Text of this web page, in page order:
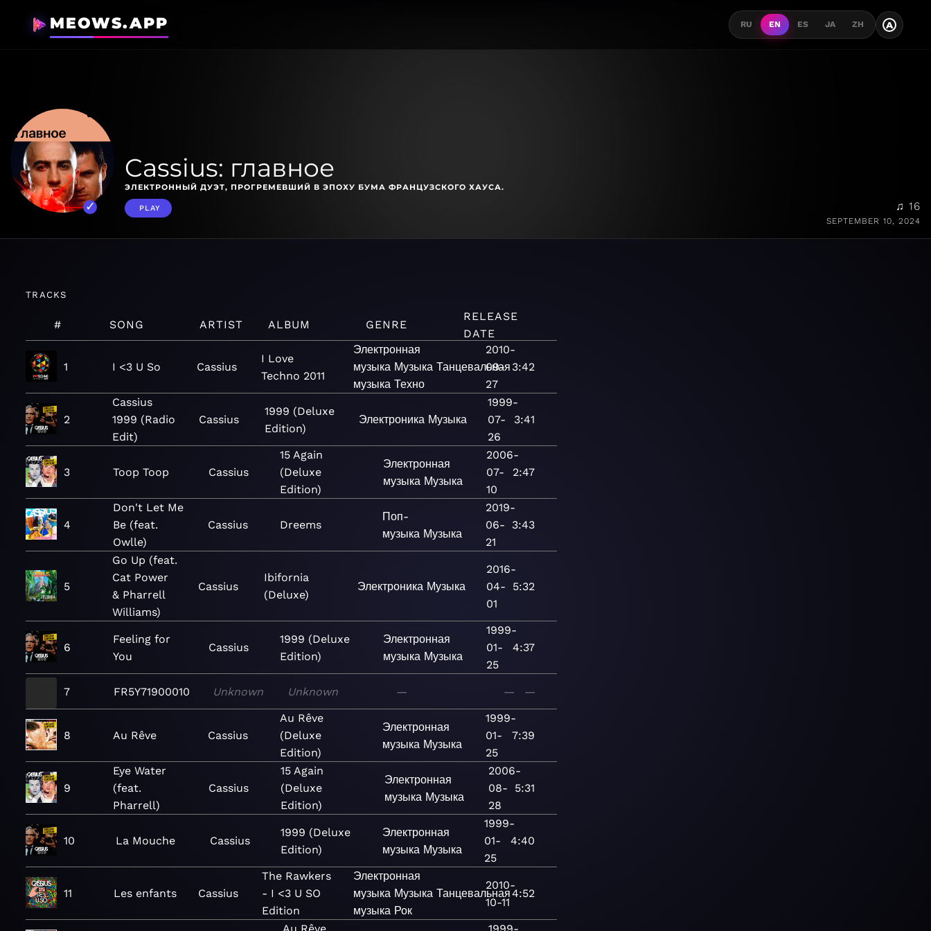
MEOWS.APP RU EN ES JA ZH A
Cassius: главное
ЭЛЕКТРОННЫЙ ДУЭТ, ПРОГРЕМЕВШИЙ В ЭПОХУ БУМА ФРАНЦУЗСКОГО ХАУСА.
PLAY ♫ 16
SEPTEMBER 10, 2024
TRACKS
# SONG ARTIST ALBUM GENRE
RELEASE
DATE
1 I <3 U So Cassius
I Love
Techno 2011
Электронная
музыка Музыка Танцевальная
музыка Техно
2010-
09-
27
3:42
2
Cassius
1999 (Radio
Edit)
Cassius
1999 (Deluxe
Edition)
Электроника Музыка
1999-
07-
26
3:41
3 Toop Toop Cassius
15 Again
(Deluxe
Edition)
Электронная
музыка Музыка
2006-
07-
10
2:47
4
Don't Let Me
Be (feat.
Owlle)
Cassius Dreems
Поп-
музыка Музыка
2019-
06-
21
3:43
5
Go Up (feat.
Cat Power
& Pharrell
Williams)
Cassius
Ibifornia
(Deluxe)
Электроника Музыка
2016-
04-
01
5:32
6
Feeling for
You
Cassius
1999 (Deluxe
Edition)
Электронная
музыка Музыка
1999-
01-
25
4:37
7 FR5Y71900010 Unknown Unknown — — —
8 Au Rêve Cassius
Au Rêve
(Deluxe
Edition)
Электронная
музыка Музыка
1999-
01-
25
7:39
9
Eye Water
(feat.
Pharrell)
Cassius
15 Again
(Deluxe
Edition)
Электронная
музыка Музыка
2006-
08-
28
5:31
10 La Mouche Cassius
1999 (Deluxe
Edition)
Электронная
музыка Музыка
1999-
01-
25
4:40
11 Les enfants Cassius
The Rawkers
- I <3 U SO
Edition
Электронная
музыка Музыка Танцевальная
музыка Рок
2010-
10-11
4:52